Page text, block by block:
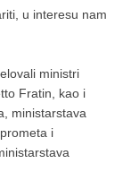
u interesu nam
ministri
Fratin, kao i
ministarstava
i